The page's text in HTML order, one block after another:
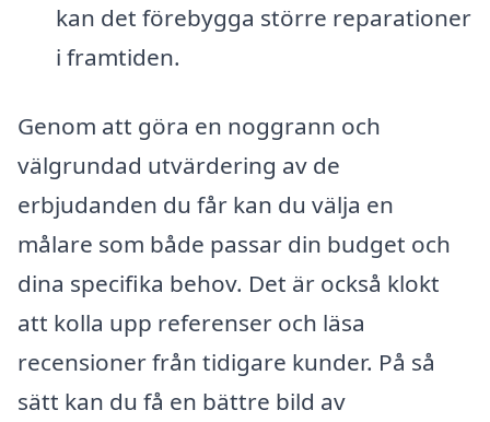
kan det förebygga större reparationer
i framtiden.
Genom att göra en noggrann och
välgrundad utvärdering av de
erbjudanden du får kan du välja en
målare som både passar din budget och
dina specifika behov. Det är också klokt
att kolla upp referenser och läsa
recensioner från tidigare kunder. På så
sätt kan du få en bättre bild av